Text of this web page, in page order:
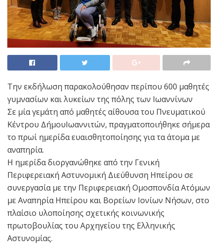
Την εκδήλωση παρακολούθησαν περίπου 600 μαθητές
γυμνασίων και λυκείων της πόλης των Ιωαννίνων
Σε μία γεμάτη από μαθητές αίθουσα του Πνευματικού
Κέντρου ΔήμουΙωαννιτών, πραγματοποιήθηκε σήμερα
το πρωί ημερίδα ευαισθητοποίησης για τα άτομα με
αναπηρία.
Η ημερίδα διοργανώθηκε από την Γενική
Περιφερειακή Αστυνομική Διεύθυνση Ηπείρου σε
συνεργασία με την Περιφερειακή Ομοσπονδία Ατόμων
με Αναπηρία Ηπείρου και Βορείων Ιονίων Νήσων, στο
πλαίσιο υλοποίησης σχετικής κοινωνικής
πρωτοβουλίας του Αρχηγείου της Ελληνικής
Αστυνομίας.